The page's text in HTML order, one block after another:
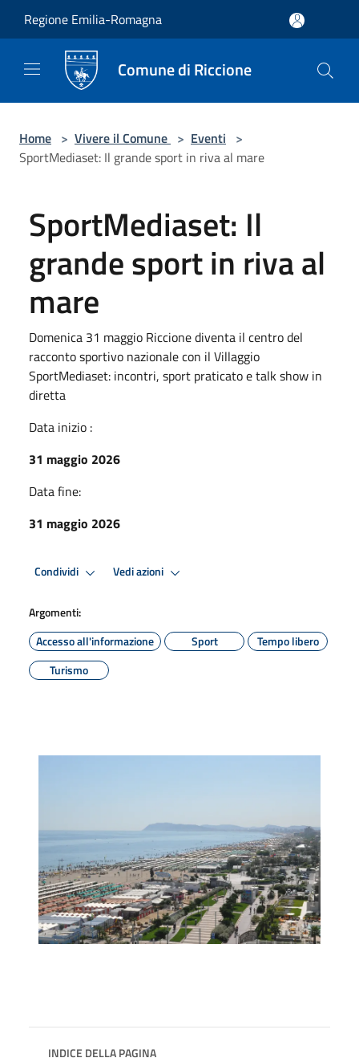
Regione Emilia-Romagna
Comune di Riccione
Home > Vivere il Comune > Eventi >
SportMediaset: Il grande sport in riva al mare
SportMediaset: Il
grande sport in riva al
mare
Domenica 31 maggio Riccione diventa il centro del
racconto sportivo nazionale con il Villaggio
SportMediaset: incontri, sport praticato e talk show in
diretta
Data inizio :
31 maggio 2026
Data fine:
31 maggio 2026
Condividi Vedi azioni
Argomenti:
Accesso all'informazione
Sport
Tempo libero
Turismo
INDICE DELLA PAGINA